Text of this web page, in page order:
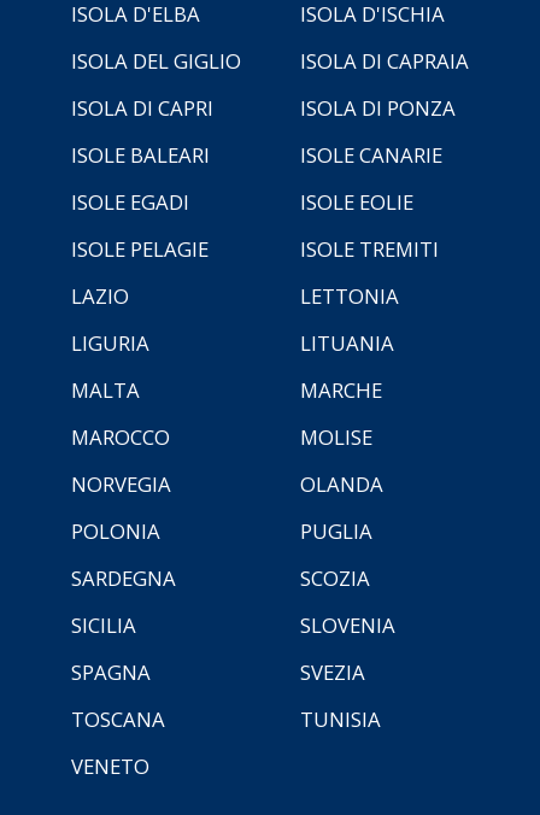
ISOLA D'ELBA
ISOLA D'ISCHIA
ISOLA DEL GIGLIO
ISOLA DI CAPRAIA
ISOLA DI CAPRI
ISOLA DI PONZA
ISOLE BALEARI
ISOLE CANARIE
ISOLE EGADI
ISOLE EOLIE
ISOLE PELAGIE
ISOLE TREMITI
LAZIO
LETTONIA
LIGURIA
LITUANIA
MALTA
MARCHE
MAROCCO
MOLISE
NORVEGIA
OLANDA
POLONIA
PUGLIA
SARDEGNA
SCOZIA
SICILIA
SLOVENIA
SPAGNA
SVEZIA
TOSCANA
TUNISIA
VENETO